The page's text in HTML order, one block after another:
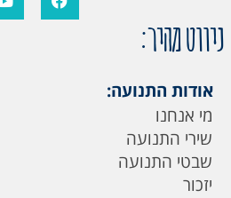
ניווט מהיר:
אודות התנועה:
מי אנחנו
שירי התנועה
שבטי התנועה
יזכור